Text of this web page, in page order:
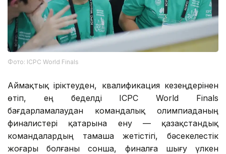
Фото: ICPC World Finals
Аймақтық іріктеуден, квалификация кезеңдерінен
өтіп, ең беделді ICPC World Finals
бағдарламалаудан командалық олимпиаданың
финалистері қатарына ену — қазақстандық
командалардың тамаша жетістігі, бәсекелестік
жоғары болғаны сонша, финалға шығу үлкен